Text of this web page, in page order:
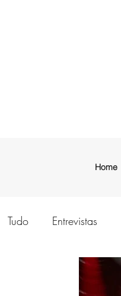
Home
Tudo Entrevistas
Moda e Vestuário